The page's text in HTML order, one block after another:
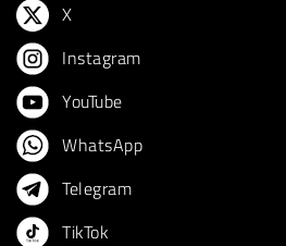
X
Instagram
YouTube
WhatsApp
Telegram
TikTok